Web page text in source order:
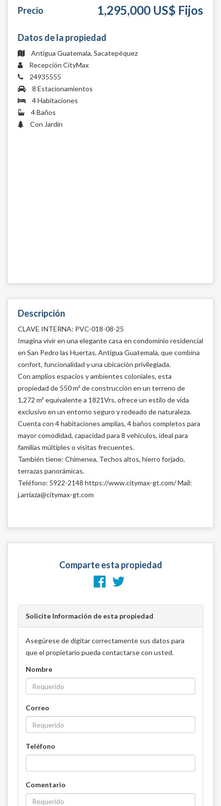
Precio 1,295,000 US$ Fijos
Datos de la propiedad
Antigua Guatemala, Sacatepéquez
Recepción CityMax
24935555
8 Estacionamientos
4 Habitaciones
4 Baños
Con Jardín
Descripción
CLAVE INTERNA: PVC-018-08-25
Imagina vivir en una elegante casa en condominio residencial
en San Pedro las Huertas, Antigua Guatemala, que combina
confort, funcionalidad y una ubicación privilegiada.
Con amplios espacios y ambientes coloniales, esta
propiedad de 550 m² de construcción en un terreno de
1,272 m² equivalente a 1821Vrs, ofrece un estilo de vida
exclusivo en un entorno seguro y rodeado de naturaleza.
Cuenta con 4 habitaciones amplias, 4 baños completos para
mayor comodidad, capacidad para 8 vehículos, ideal para
familias múltiples o visitas frecuentes.
También tiene: Chimenea, Techos altos, hierro forjado,
terrazas panorámicas.
Teléfono: 5922-2148 https://www.citymax-gt.com/ Mail:
j.arriaza@citymax-gt.com
Comparte esta propiedad
Solicite Información de esta propiedad
Asegúrese de digitar correctamente sus datos para
que el propietario pueda contactarse con usted.
Nombre
Correo
Teléfono
Comentario